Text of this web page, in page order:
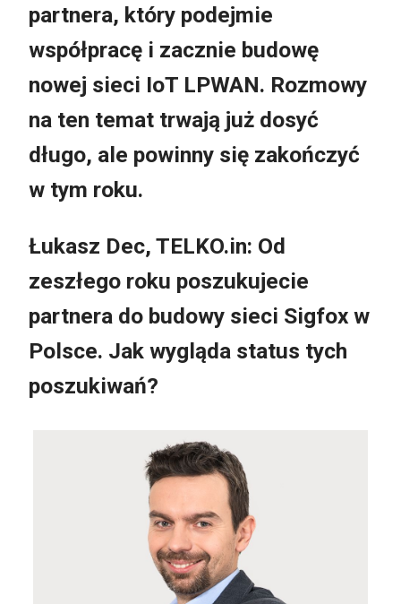
partnera, który podejmie
współpracę i zacznie budowę
nowej sieci IoT LPWAN. Rozmowy
na ten temat trwają już dosyć
długo, ale powinny się zakończyć
w tym roku.
Łukasz Dec, TELKO.in: Od
zeszłego roku poszukujecie
partnera do budowy sieci Sigfox w
Polsce. Jak wygląda status tych
poszukiwań?